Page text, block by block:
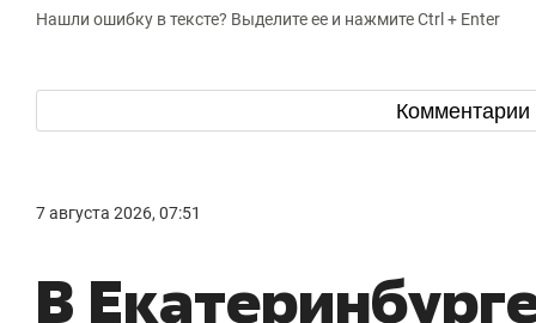
Нашли ошибку в тексте? Выделите ее и нажмите Ctrl + Enter
Комментарии
7 августа 2026, 07:51
В